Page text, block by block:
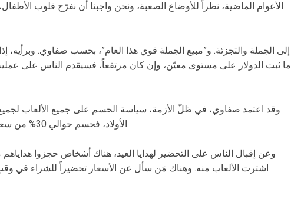
الأعوام الماضية، نظراً للأوضاع الصعبة، ونحن واجبنا أن نفرّح قلوب
ما ثبت الدولار على مستوى معيّن، وإن كان مرتفعاً، فسيقدم الناس على
وقد اعتمد صفاوي، في ظلّ الأزمة، سياسة الحسم على جميع الألعاب لجميع
الأولاد، فحسم حوالي 30% من سعر الألعاب يشجّع الناس على الشراء.
وعن إقبال الناس على التحضير لهدايا العيد، هناك أشخاص حجزوا
اشترت الألعاب منه. وهناك مَن سأل عن الأسعار تحضيراً للشراء في